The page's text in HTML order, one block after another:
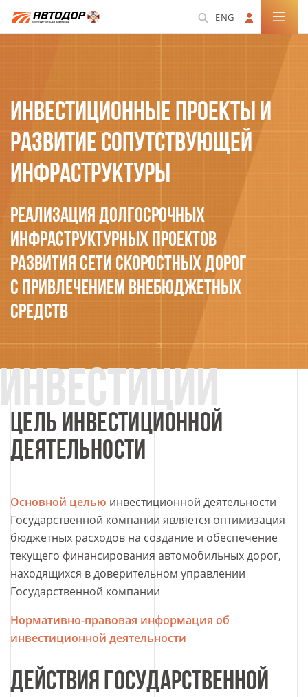
ENG
ИНВЕСТИЦИОННЫЕ ПРОЕКТЫ И
РАЗВИТИЕ СОПУТСТВУЮЩЕЙ
ИНФРАСТРУКТУРЫ
Реализация долгосрочных
инфраструктурных проектов
развития сети скоростных дорог
с привлечением внебюджетных
средств
ЦЕЛЬ ИНВЕСТИЦИОННОЙ
ДЕЯТЕЛЬНОСТИ
Основной целью инвестиционной деятельности
Государственной компании является оптимизация
бюджетных расходов на создание и обеспечение
текущего финансирования автомобильных дорог,
находящихся в доверительном управлении
Государственной компании
Нормативно-правовая информация об
инвестиционной деятельности
ДЕЙСТВИЯ ГОСУДАРСТВЕННОЙ